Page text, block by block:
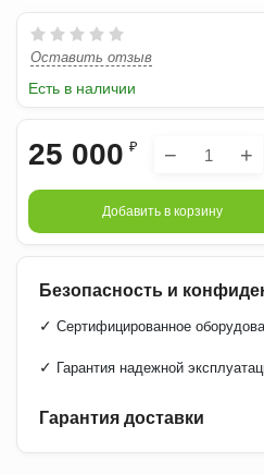
Оставить отзыв
Есть в наличии
25 000 ₽ − +
Добавить в корзину
Безопасность и
✓ Сертифицированное
✓ Гарантия надежной
Гарантия доставки